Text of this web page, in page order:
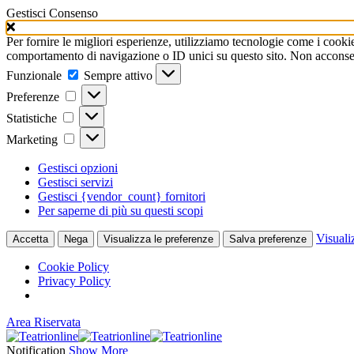
Gestisci Consenso
Per fornire le migliori esperienze, utilizziamo tecnologie come i
comportamento di navigazione o ID unici su questo sito. Non
Funzionale
Funzionale
Sempre attivo
Preferenze
Preferenze
Statistiche Statistiche
Marketing Marketing
Gestisci opzioni
Gestisci servizi
Gestisci {vendor_count} fornitori
Per saperne di più su questi scopi
Accetta Nega Visualizza le preferenze Salva preferenze
Cookie Policy
Privacy Policy
Area Riservata
Notification Show More